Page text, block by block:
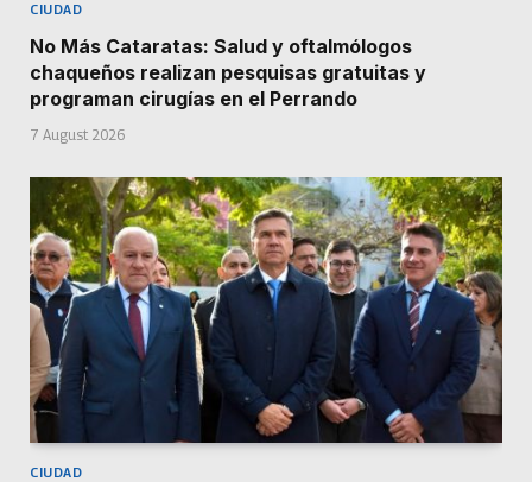
CIUDAD
No Más Cataratas: Salud y oftalmólogos
chaqueños realizan pesquisas gratuitas y
programan cirugías en el Perrando
7 August 2026
CIUDAD